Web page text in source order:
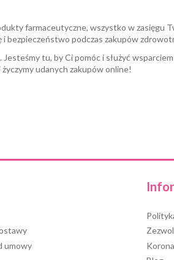
umowy
farmaceutyczne, wszystko w zasięgu
bezpieczeństwo podczas zakupów
tu, by Ci pomóc i służyć
udanych zakupów online!